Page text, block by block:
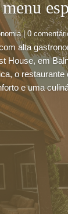
| 0
alta
House, em
o restaurante
e uma